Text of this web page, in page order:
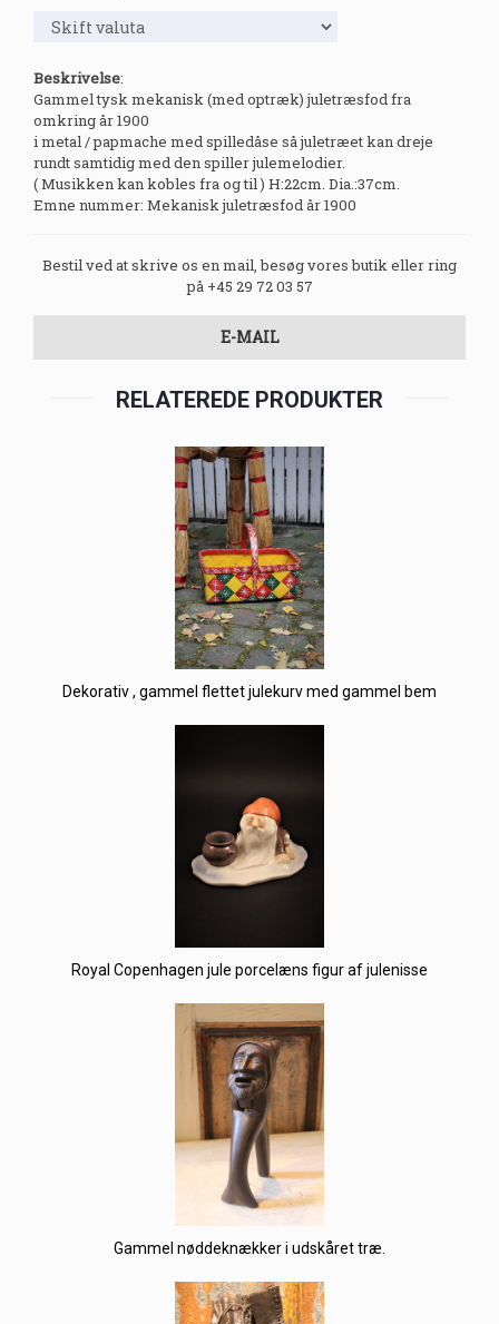
Beskrivelse:
Gammel tysk mekanisk (med optræk) juletræsfod fra
omkring år 1900
i metal / papmache med spilledåse så juletræet kan dreje
rundt samtidig med den spiller julemelodier.
( Musikken kan kobles fra og til ) H:22cm. Dia.:37cm.
Emne nummer: Mekanisk juletræsfod år 1900
Bestil ved at skrive os en mail, besøg vores butik eller ring
på +45 29 72 03 57
E-MAIL
RELATEREDE PRODUKTER
Dekorativ , gammel flettet julekurv med gammel bem
Royal Copenhagen jule porcelæns figur af julenisse
Gammel nøddeknækker i udskåret træ.